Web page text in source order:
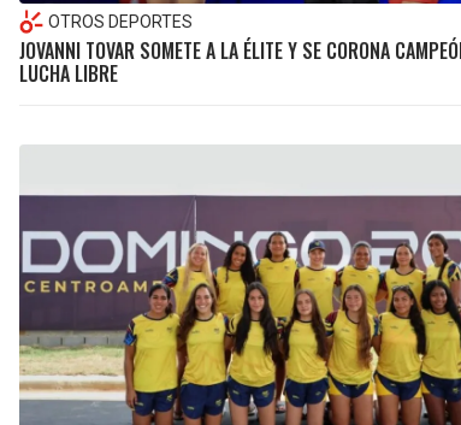
OTROS DEPORTES
JOVANNI TOVAR SOMETE A LA ÉLITE Y SE CORONA
LUCHA LIBRE